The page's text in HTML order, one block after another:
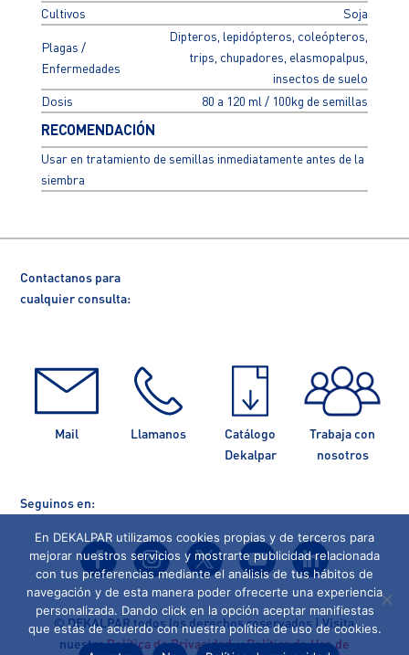
Cultivos
Soja
Plagas /
Enfermedades
Dipteros, lepidópteros, coleópteros,
trips, chupadores, elasmopalpus,
insectos de suelo
Dosis
80 a 120 ml / 100kg de semillas
RECOMENDACIÓN
Usar en tratamiento de semillas inmediatamente antes de la
siembra
Contactanos para
cualquier consulta:
Mail Llamanos
Catálogo
Dekalpar
Trabaja con
nosotros
Seguinos en:
© DEKALPAR todos los derechos reservados | Visita
nuestraPolítica de PrivacidadyPolítica de Uso de
En DEKALPAR utilizamos cookies propias y de terceros para
mejorar nuestros servicios y mostrarte publicidad relacionada
con tus preferencias mediante el análisis de tus hábitos de
navegación y de esta manera poder ofrecerte una experiencia
personalizada. Dando click en la opción aceptar manifiestas
que estás de acuerdo con nuestra política de uso de cookies.